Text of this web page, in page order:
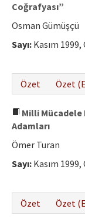
Etik İlkeler
Yazar Rehberi
Hakem Rehberi
İletişim
Coğrafyası”
Osman Gümüşçü
Sayı: Kasım 1999,
Özet
Özet
Milli Mücadele
Adamları
Ömer Turan
Sayı: Kasım 1999,
Özet
Özet